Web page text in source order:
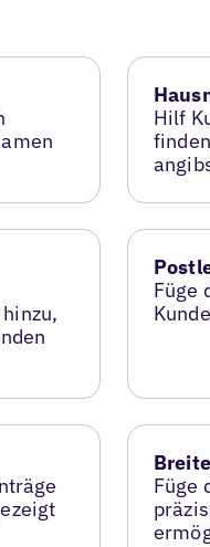
Hilf
Füge
Füge